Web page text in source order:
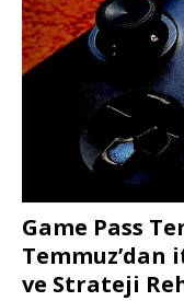
Game Pass
Temmuz’dan
ve Strateji